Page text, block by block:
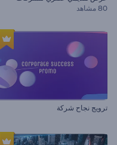
80 مشاهد
ترويج نجاح شركة